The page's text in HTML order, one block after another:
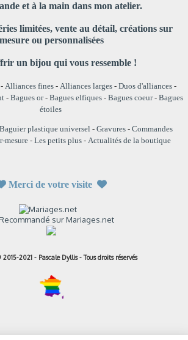
et à la main dans mon atelier.
limitées, vente au détail, créations sur
mesure ou personnalisées
un bijou qui vous ressemble !
Alliances fines- Alliances larges- Duos d'alliances-
- Bagues or- Bagues elfiques - Bagues coeur- Bagues
étoiles
Baguier plastique universel - Gravures - Commandes
mesure- Les petits plus- Actualités de la boutique
Merci de votre visite 
2021 - Pascale Dyllis - Tous droits réservés